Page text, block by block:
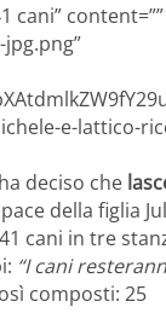
cani” content=””
e-lattico-
deciso che
della figlia
cani in tre
“I cani
composti: 25